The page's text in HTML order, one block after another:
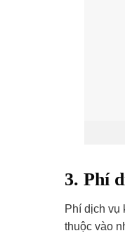
3. Phí
Phí dịch vụ
thuộc vào